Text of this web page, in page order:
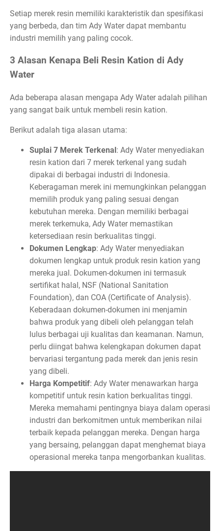
Setiap merek resin memiliki karakteristik dan spesifikasi
yang berbeda, dan tim Ady Water dapat membantu
industri memilih yang paling cocok.
3 Alasan Kenapa Beli Resin Kation di Ady
Water
Ada beberapa alasan mengapa Ady Water adalah pilihan
yang sangat baik untuk membeli resin kation.
Berikut adalah tiga alasan utama:
Suplai 7 Merek Terkenal: Ady Water menyediakan
resin kation dari 7 merek terkenal yang sudah
dipakai di berbagai industri di Indonesia.
Keberagaman merek ini memungkinkan pelanggan
memilih produk yang paling sesuai dengan
kebutuhan mereka. Dengan memiliki berbagai
merek terkemuka, Ady Water memastikan
ketersediaan resin berkualitas tinggi.
Dokumen Lengkap: Ady Water menyediakan
dokumen lengkap untuk produk resin kation yang
mereka jual. Dokumen-dokumen ini termasuk
sertifikat halal, NSF (National Sanitation
Foundation), dan COA (Certificate of Analysis).
Keberadaan dokumen-dokumen ini menjamin
bahwa produk yang dibeli oleh pelanggan telah
lulus berbagai uji kualitas dan keamanan. Namun,
perlu diingat bahwa kelengkapan dokumen dapat
bervariasi tergantung pada merek dan jenis resin
yang dibeli.
Harga Kompetitif: Ady Water menawarkan harga
kompetitif untuk resin kation berkualitas tinggi.
Mereka memahami pentingnya biaya dalam operasi
industri dan berkomitmen untuk memberikan nilai
terbaik kepada pelanggan mereka. Dengan harga
yang bersaing, pelanggan dapat menghemat biaya
operasional mereka tanpa mengorbankan kualitas.